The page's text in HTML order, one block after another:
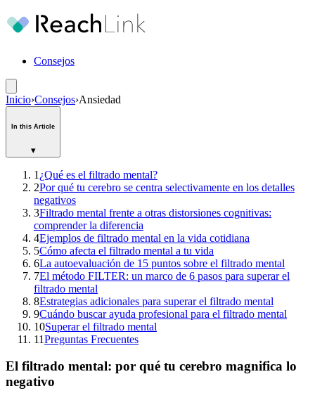
Consejos
Inicio›Consejos›Ansiedad
In this Article
▾
1 ¿Qué es el filtrado mental?
2Por qué tu cerebro se centra selectivamente en los detalles
negativos
3Filtrado mental frente a otras distorsiones cognitivas:
comprender la diferencia
4Ejemplos de filtrado mental en la vida cotidiana
5Cómo afecta el filtrado mental a tu vida
6La autoevaluación de 15 puntos sobre el filtrado mental
7El método FILTER: un marco de 6 pasos para superar el
filtrado mental
8Estrategias adicionales para superar el filtrado mental
9Cuándo buscar ayuda profesional para el filtrado mental
10Superar el filtrado mental
11Preguntas Frecuentes
El filtrado mental: por qué tu cerebro magnifica lo
negativo